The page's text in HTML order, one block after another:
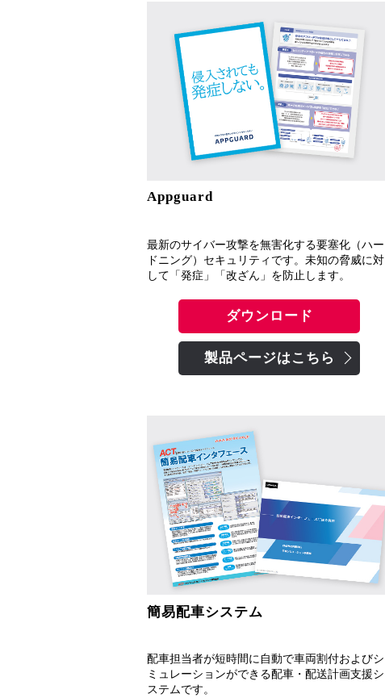
Appguard
最新のサイバー攻撃を無害化する要塞化（ハー
ドニング）セキュリティです。未知の脅威に対
して「発症」「改ざん」を防止します。
ダウンロード
製品ページはこちら
簡易配車システム
配車担当者が短時間に自動で車両割付およびシ
ミュレーションができる配車・配送計画支援シ
ステムです。